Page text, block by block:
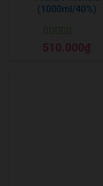
(1000ml/40%)
Được xếp
hạng55 sao
510.000₫